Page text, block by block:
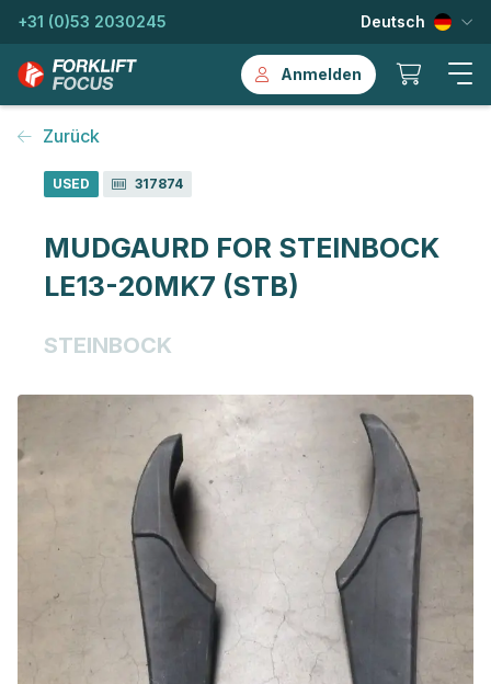
+31 (0)53 2030245 Deutsch
Anmelden
Zurück
USED 317874
MUDGAURD FOR STEINBOCK
LE13-20MK7 (STB)
STEINBOCK